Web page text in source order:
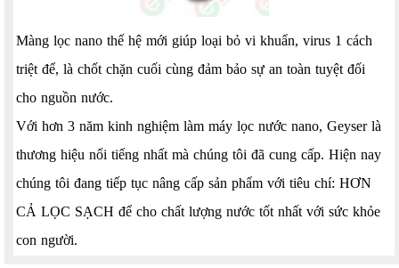
Màng lọc nano thế hệ mới giúp loại bỏ vi khuẩn, virus 1 cách
triệt để, là chốt chặn cuối cùng đảm bảo sự an toàn tuyệt đối
cho nguồn nước.
Với hơn 3 năm kinh nghiệm làm máy lọc nước nano, Geyser là
thương hiệu nổi tiếng nhất mà chúng tôi đã cung cấp. Hiện nay
chúng tôi đang tiếp tục nâng cấp sản phẩm với tiêu chí: HƠN
CẢ LỌC SẠCH để cho chất lượng nước tốt nhất với sức khỏe
con người.